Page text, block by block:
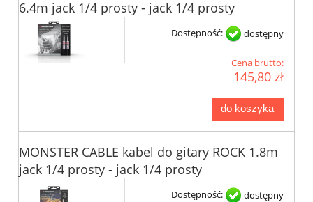
6.4m jack 1/4 prosty - jack 1/4 prosty
Dostępność: dostępny
Cena brutto:
145,80 zł
do koszyka
MONSTER CABLE kabel do gitary ROCK 1.8m
jack 1/4 prosty - jack 1/4 prosty
Dostępność: dostępny